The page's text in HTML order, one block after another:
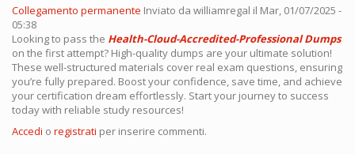
Collegamento permanente Inviato da williamregal il Mar, 01/07/2025 -
05:38
Looking to pass the Health-Cloud-Accredited-Professional Dumps
on the first attempt? High-quality dumps are your ultimate solution!
These well-structured materials cover real exam questions, ensuring
you’re fully prepared. Boost your confidence, save time, and achieve
your certification dream effortlessly. Start your journey to success
today with reliable study resources!
Accedi o registrati per inserire commenti.